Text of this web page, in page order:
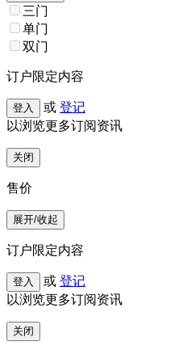
三门
单门
双门
订户限定内容
登入 或 登记
以浏览更多订阅资讯
关闭
售价
展开/收起
订户限定内容
登入 或 登记
以浏览更多订阅资讯
关闭